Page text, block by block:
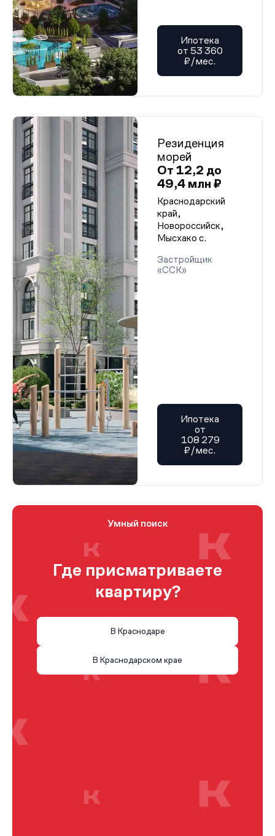
Ипотека
от 53 360
₽/мес.
Резиденция
морей
От 12,2 до
49,4 млн ₽
Краснодарский
край,
Новороссийск,
Мысхако с.
Застройщик
«ССК»
Ипотека
от
108 279
₽/мес.
Умный поиск
Где присматриваете
квартиру?
В Краснодаре
В Краснодарском крае